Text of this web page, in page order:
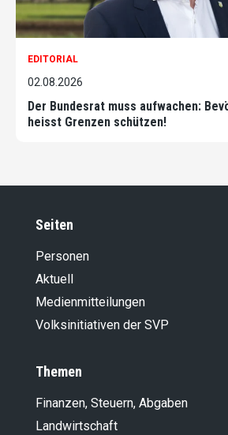
EDITORIAL
02.08.2026
Der Bundesrat muss aufwachen:
heisst Grenzen schützen!
Seiten
Personen
Aktuell
Medienmitteilungen
Volksinitiativen der SVP
Themen
Finanzen, Steuern, Abgaben
Landwirt­schaft